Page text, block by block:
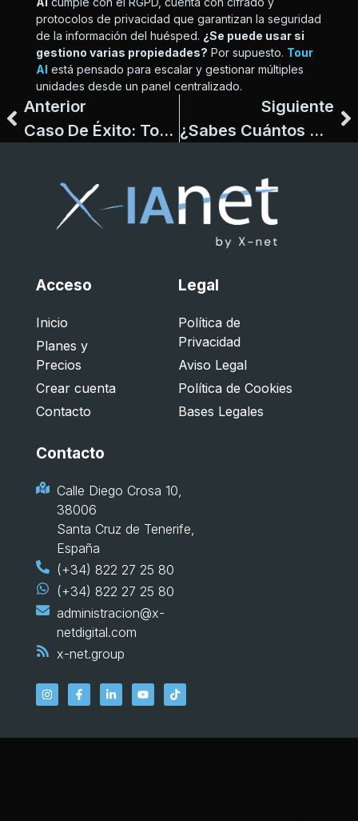
protocolos de privacidad que garantizan la seguridad
de la información del huésped. ¿Se puede usar si
gestiono varias propiedades? Por supuesto. Tour
AI está pensado para escalar y gestionar múltiples
unidades desde un panel centralizado.
Anterior
Caso De Éxito: Top Kanaren
Siguiente
¿Sabes Cuántos Clientes Estás Perdiendo Por No Contestar El Teléfono?
Acceso
Inicio
Planes y
Precios
Crear cuenta
Contacto
Legal
Política de
Privacidad
Aviso Legal
Política de Cookies
Bases Legales
Contacto
Calle Diego Crosa 10,
38006
Santa Cruz de Tenerife,
España
(+34) 822 27 25 80
(+34) 822 27 25 80
administracion@x-
netdigital.com
x-net.group